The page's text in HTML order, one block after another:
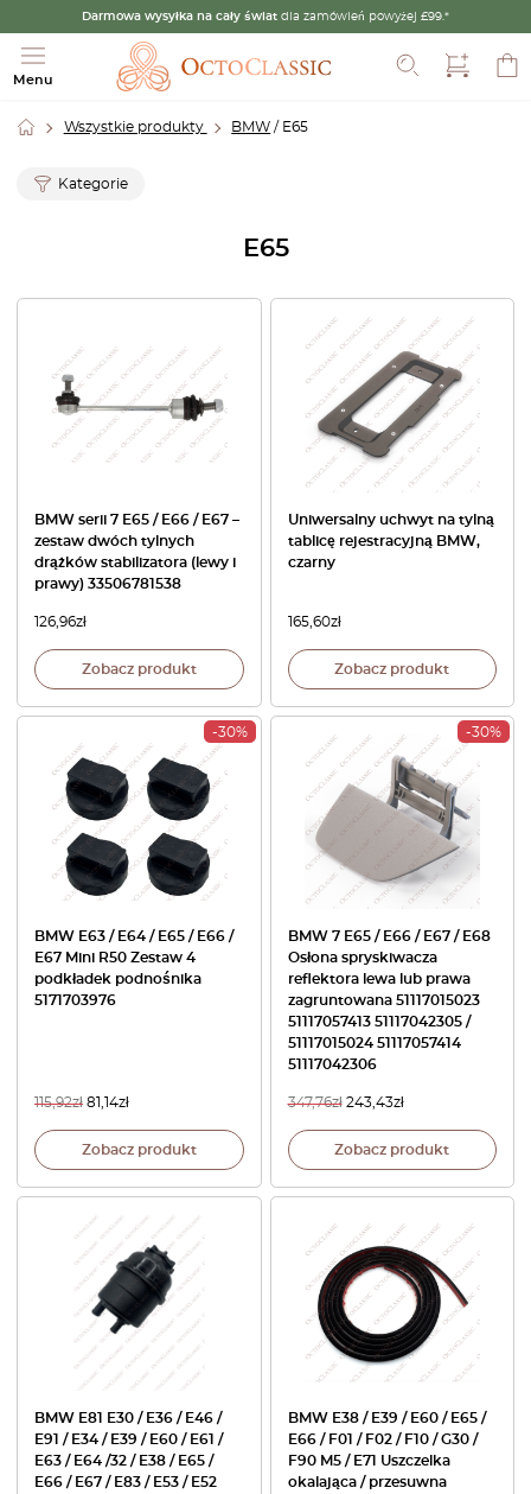
Darmowa wysyłka na cały świat dla zamówień powyżej £99.*
Menu
Szukaj
Wszystkie produkty BMW / E65
Kategorie
E65
BMW serii 7 E65 / E66 / E67 –
zestaw dwóch tylnych
drążków stabilizatora (lewy i
prawy) 33506781538
126,96zł
Zobacz produkt
Uniwersalny uchwyt na tylną
tablicę rejestracyjną BMW,
czarny
165,60zł
Zobacz produkt
-30%
BMW E63 / E64 / E65 / E66 /
E67 Mini R50 Zestaw 4
podkładek podnośnika
5171703976
115,92zł 81,14zł
Zobacz produkt
-30%
BMW 7 E65 / E66 / E67 / E68
Osłona spryskiwacza
reflektora lewa lub prawa
zagruntowana 51117015023
51117057413 51117042305 /
51117015024 51117057414
51117042306
347,76zł 243,43zł
Zobacz produkt
BMW E81 E30 / E36 / E46 /
E91 / E34 / E39 / E60 / E61 /
E63 / E64 /32 / E38 / E65 /
E66 / E67 / E83 / E53 / E52
BMW E38 / E39 / E60 / E65 /
E66 / F01 / F02 / F10 / G30 /
F90 M5 / E71 Uszczelka
okalająca / przesuwna